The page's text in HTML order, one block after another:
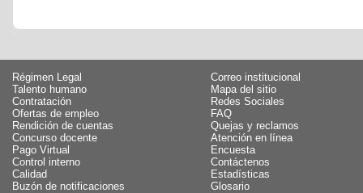
Régimen Legal
Talento humano
Contratación
Ofertas de empleo
Rendición de cuentas
Concurso docente
Pago Virtual
Control interno
Calidad
Buzón de notificaciones
Correo institucional
Mapa del sitio
Redes Sociales
FAQ
Quejas y reclamos
Atención en línea
Encuesta
Contáctenos
Estadísticas
Glosario